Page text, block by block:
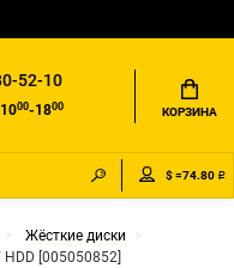
52-10
00-1800 КОРЗИНА
$ =74.80 ₽
Жёсткие диски
HDD [005050852]